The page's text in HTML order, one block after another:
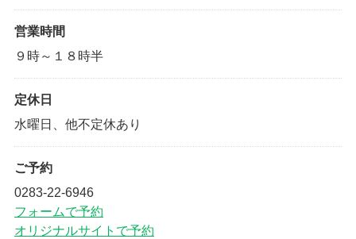
営業時間
９時～１８時半
定休日
水曜日、他不定休あり
ご予約
0283-22-6946
フォームで予約
オリジナルサイトで予約